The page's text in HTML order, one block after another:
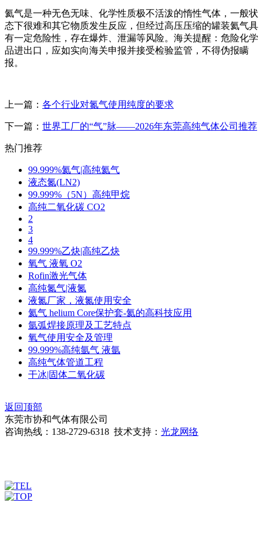
氦气是一种无色无味、化学性质极不活泼的惰性气体，一般状
态下很难和其它物质发生反应，但经过高压压缩的罐装氦气具
有一定危险性，存在爆炸、泄漏等风险。海关提醒：危险化学
品进出口，应如实向海关申报并接受检验监管，不得伪报瞒
报。
上一篇： 各个行业对氮气使用纯度的要求
下一篇： 世界工厂的“气”脉——2026年东莞高纯气体公司推荐
热门推荐
99.999%氦气|高纯氦气
液态氮(LN2)
99.999%（5N）高纯甲烷
高纯二氧化碳 CO2
2
3
4
99.999%乙炔|高纯乙炔
氧气 液氧 O2
Rofin激光气体
高纯氮气|液氮
液氮厂家，液氮使用安全
氦气 helium Core保护套-氦的高科技应用
氩弧焊接原理及工艺特点
氧气使用安全及管理
99.999%高纯氩气 液氩
高纯气体管道工程
干冰|固体二氧化碳
返回顶部
东莞市协和气体有限公司
咨询热线：138-2729-6318 技术支持： 光龙网络